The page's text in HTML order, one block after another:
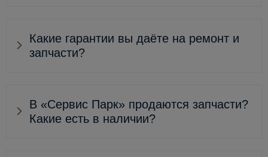
Какие гарантии вы даёте на ремонт и
запчасти?
В «Сервис Парк» продаются запчасти?
Какие есть в наличии?